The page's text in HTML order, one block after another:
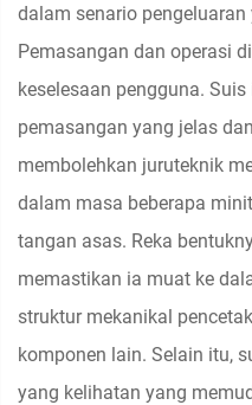
dalam senario
Pemasangan dan operasi
keselesaan pengguna.
pemasangan yang jelas
membolehkan juruteknik
dalam masa beberapa
tangan asas. Reka
memastikan ia muat ke
struktur mekanikal
komponen lain. Selain itu,
yang kelihatan yang